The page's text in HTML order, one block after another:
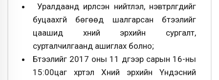
Уралдаанд ирүүлсэн нийтлэл, нэвтрүүлгүүдийг
буцаахгүй бөгөөд шалгарсан бүтээлийг
цаашид хүний эрхийн сургалт,
сурталчилгаанд ашиглах болно;
Бүтээлийг 2017 оны 11 дүгээр сарын 16-ны
15:00цаг хүртэл Хүний эрхийн Үндэсний